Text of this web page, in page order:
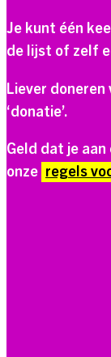
Je kunt één
de lijst of zelf
Liever
‘donatie’.
Geld dat je
onze regels